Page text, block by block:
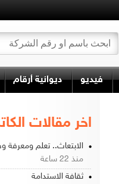
فيديو ديوانية أرقام
اخر مقالات
الابتعاث.. تعلم ومعرفة
منذ 22 ساعة
ثقافة الاستدامة